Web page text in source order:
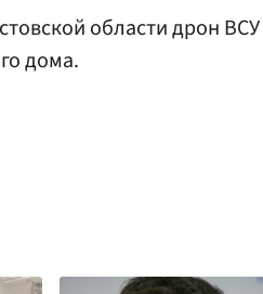
области дрон ВСУ
дома.